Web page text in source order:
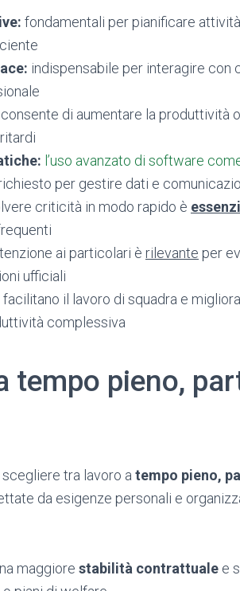
fondamentali per pianificare
indispensabile per interagire con
consente di aumentare la produttività
l’uso avanzato di software
per gestire dati e
criticità in modo rapido è
ai particolari è rilevante per
ufficiali
facilitano il lavoro di squadra e
complessiva
tempo pieno,
tra lavoro a tempo pieno,
da esigenze personali e
maggiore stabilità contrattuale e